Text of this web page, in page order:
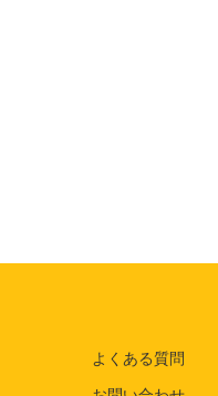
よくある質問